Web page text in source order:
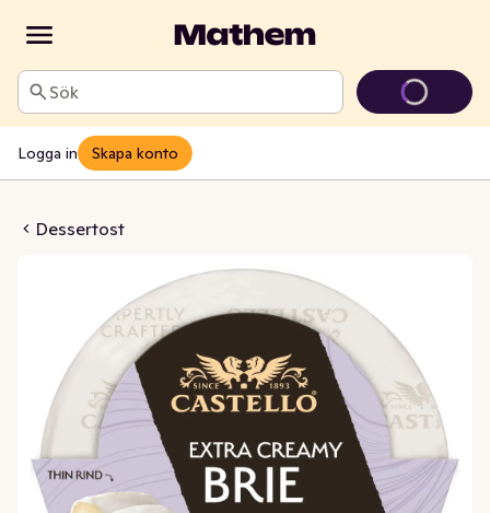
Sök
Logga in Skapa konto
Dessertost
Creamy 39%